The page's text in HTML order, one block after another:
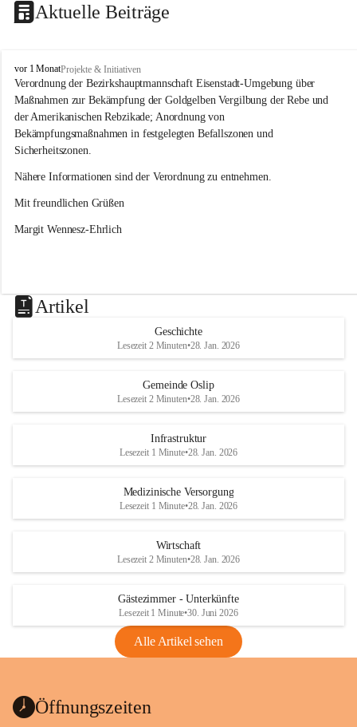
Aktuelle Beiträge
O
s
l
i
p
vor 1 MonatProjekte & Initiativen
Verordnung der Bezirkshauptmannschaft Eisenstadt-Umgebung über
Maßnahmen zur Bekämpfung der Goldgelben Vergilbung der Rebe und
der Amerikanischen Rebzikade; Anordnung von
Bekämpfungsmaßnahmen in festgelegten Befallszonen und
Sicherheitszonen.
Nähere Informationen sind der Verordnung zu entnehmen.
Mit freundlichen Grüßen
Margit Wennesz-Ehrlich
Artikel
Geschichte
Lesezeit 2 Minuten•28. Jan. 2026
Gemeinde Oslip
Lesezeit 2 Minuten•28. Jan. 2026
Infrastruktur
Lesezeit 1 Minute•28. Jan. 2026
Medizinische Versorgung
Lesezeit 1 Minute•28. Jan. 2026
Wirtschaft
Lesezeit 2 Minuten•28. Jan. 2026
Gästezimmer - Unterkünfte
Lesezeit 1 Minute•30. Juni 2026
Alle Artikel sehen
Öffnungszeiten